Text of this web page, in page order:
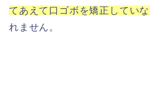
てあえて口ゴボを矯正してい
れません。